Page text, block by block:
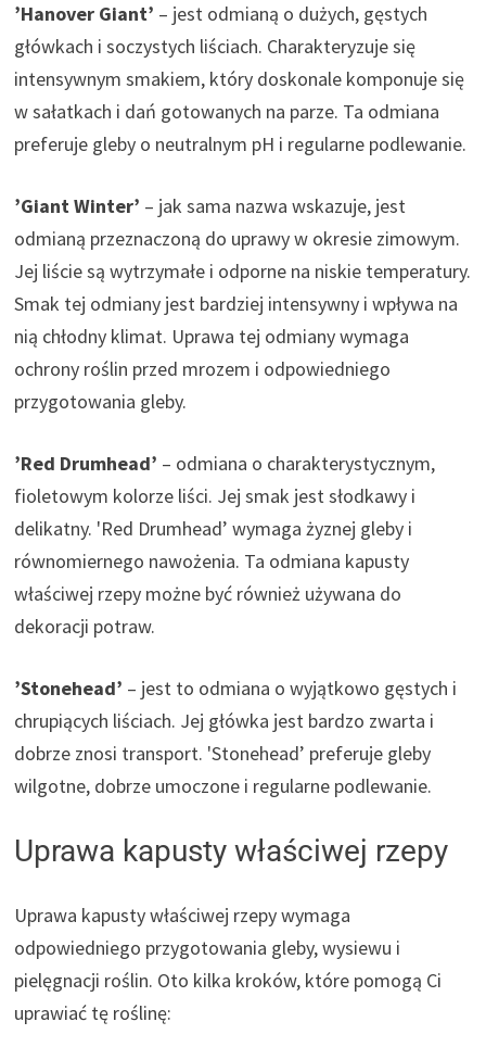
’Hanover Giant’ – jest odmianą o dużych, gęstych
główkach i soczystych liściach. Charakteryzuje się
intensywnym smakiem, który doskonale komponuje się
w sałatkach i dań gotowanych na parze. Ta odmiana
preferuje gleby o neutralnym pH i regularne podlewanie.
’Giant Winter’ – jak sama nazwa wskazuje, jest
odmianą przeznaczoną do uprawy w okresie zimowym.
Jej liście są wytrzymałe i odporne na niskie temperatury.
Smak tej odmiany jest bardziej intensywny i wpływa na
nią chłodny klimat. Uprawa tej odmiany wymaga
ochrony roślin przed mrozem i odpowiedniego
przygotowania gleby.
’Red Drumhead’ – odmiana o charakterystycznym,
fioletowym kolorze liści. Jej smak jest słodkawy i
delikatny. 'Red Drumhead’ wymaga żyznej gleby i
równomiernego nawożenia. Ta odmiana kapusty
właściwej rzepy możne być również używana do
dekoracji potraw.
’Stonehead’ – jest to odmiana o wyjątkowo gęstych i
chrupiących liściach. Jej główka jest bardzo zwarta i
dobrze znosi transport. 'Stonehead’ preferuje gleby
wilgotne, dobrze umoczone i regularne podlewanie.
Uprawa kapusty właściwej rzepy
Uprawa kapusty właściwej rzepy wymaga
odpowiedniego przygotowania gleby, wysiewu i
pielęgnacji roślin. Oto kilka kroków, które pomogą Ci
uprawiać tę roślinę: